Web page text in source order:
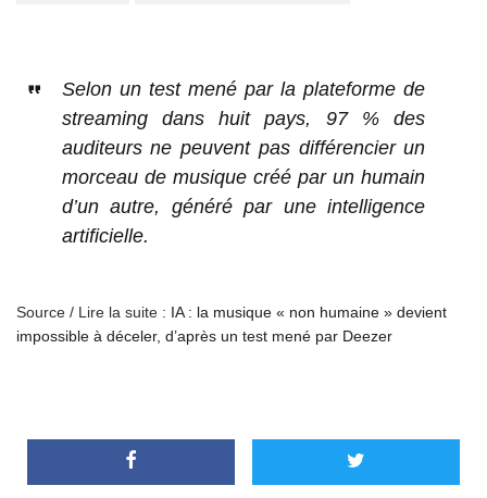
Selon un test mené par la plateforme de
streaming dans huit pays, 97 % des
auditeurs ne peuvent pas différencier un
morceau de musique créé par un humain
d’un autre, généré par une intelligence
artificielle.
Source / Lire la suite : IA : la musique « non humaine » devient
impossible à déceler, d’après un test mené par Deezer